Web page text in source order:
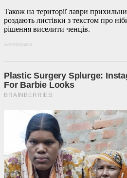
Також на території лаври
роздають листівки з текстом про
рішення виселити ченців.
Advertisement